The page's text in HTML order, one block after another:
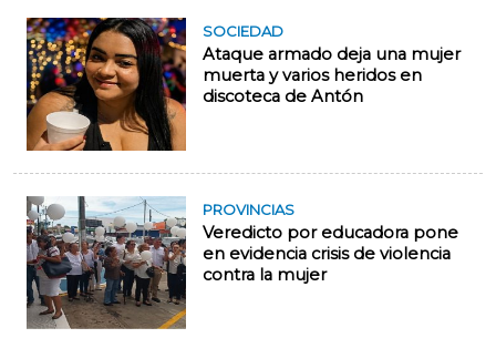
SOCIEDAD
Ataque armado deja una mujer
muerta y varios heridos en
discoteca de Antón
PROVINCIAS
Veredicto por educadora pone
en evidencia crisis de violencia
contra la mujer